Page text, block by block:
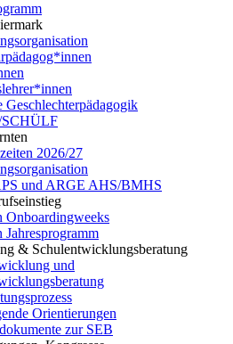
Geschlechterpädagogik
2026/27
und ARGE AHS/BMHS
Onboardingweeks
& Schulentwicklungsberatung
und
Orientierungen
zur SEB